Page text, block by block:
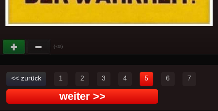
(+28)
<< zurück 1 2 3 4 5 6 7
weiter >>